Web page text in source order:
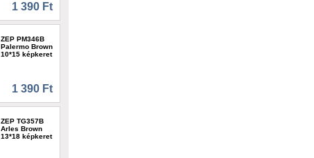
1 390 Ft
ZEP PM346B
Palermo Brown
10*15 képkeret
1 390 Ft
ZEP TG357B
Arles Brown
13*18 képkeret